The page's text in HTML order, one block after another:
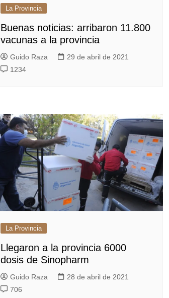
La Provincia
Buenas noticias: arribaron 11.800
vacunas a la provincia
Guido Raza
29 de abril de 2021
1234
La Provincia
Llegaron a la provincia 6000
dosis de Sinopharm
Guido Raza
28 de abril de 2021
706